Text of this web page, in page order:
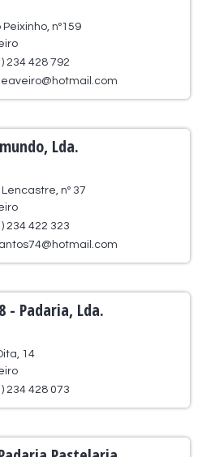
nº159
234 428 792
Lda.
nº 37
234 422 323
- Padaria, Lda.
14
234 428 073